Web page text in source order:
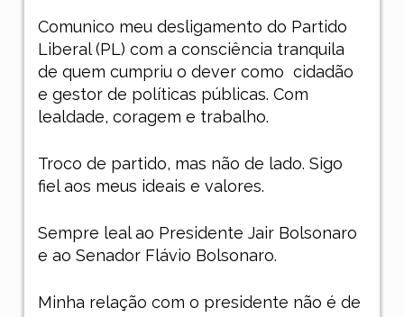
Comunico meu desligamento do Partido
Liberal (PL) com a consciência tranquila
de quem cumpriu o dever como cidadão
e gestor de políticas públicas. Com
lealdade, coragem e trabalho.
Troco de partido, mas não de lado. Sigo
fiel aos meus ideais e valores.
Sempre leal ao Presidente Jair Bolsonaro
e ao Senador Flávio Bolsonaro.
Minha relação com o presidente não é de